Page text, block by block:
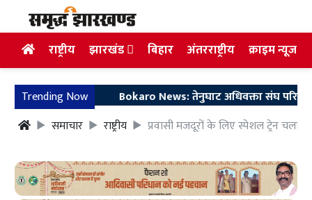
राष्ट्रीय झारखंड बिहार अंतरराष्ट्रीय क्राइम न्यूज
Trending NowBokaro News: तेनुघाट अधिवक्ता संघ परिसर में गुरु
समाचार
राष्ट्रीय प्रवासी मजदूरों के लिए स्पेशल ट्रेन चलाने